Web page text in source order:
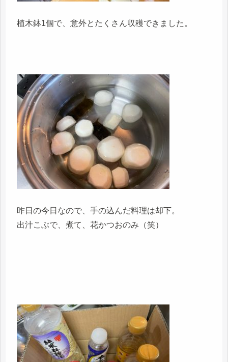
植木鉢1個で、意外とたくさん収穫できました。
昨日の今日なので、手の込んだ料理は却下。
出汁こぶで、煮て、花かつおのみ（笑）